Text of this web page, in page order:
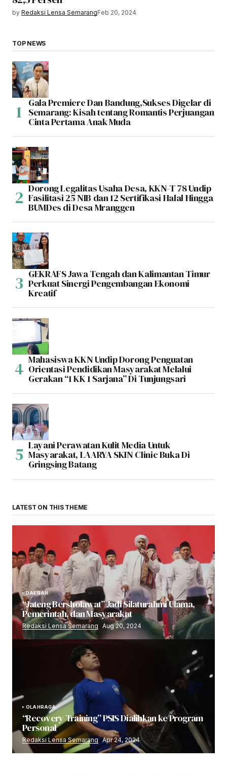
by Redaksi Lensa SemarangFeb 20, 2024
TOP NEWS
Gala Premiere Dan Bandung,Sukses Digelar di
Semarang: Kisah tentang Romantis Perjuangan
Cinta Pertama Anak Muda
Dorong Legalitas Usaha Desa, KKN-T 78 Undip
Fasilitasi 25 NIB dan 12 Sertifikasi Halal Hingga
BUMDes di Desa Mranggen
GEKRAFS Jawa Tengah dan Kalimantan Timur
Perkuat Sinergi Pengembangan Ekonomi
Kreatif
Mahasiswa KKN Undip Dorong Penguatan
Orientasi Pendidikan Masyarakat Melalui
Gerakan “1 KK 1 Sarjana” Di Tunjungsari
Layani Perawatan Kulit Media Untuk
Masyarakat, LAARYA SKIN Clinic Buka Di
Gringsing Batang
LATEST ON THIS THEME
DAERAH
“Jateng Bersholawat” Jadi Silaturahmi Ulama,
Pemerintah, dan Masyarakat
Redaksi Lensa Semarang Aug 20, 2024
OLAHRAGA
“Recovery Training” PSIS Dialihkan ke Program
Personal
Redaksi Lensa Semarang Apr 24, 2024